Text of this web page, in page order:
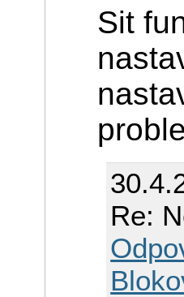
Sit
Re: